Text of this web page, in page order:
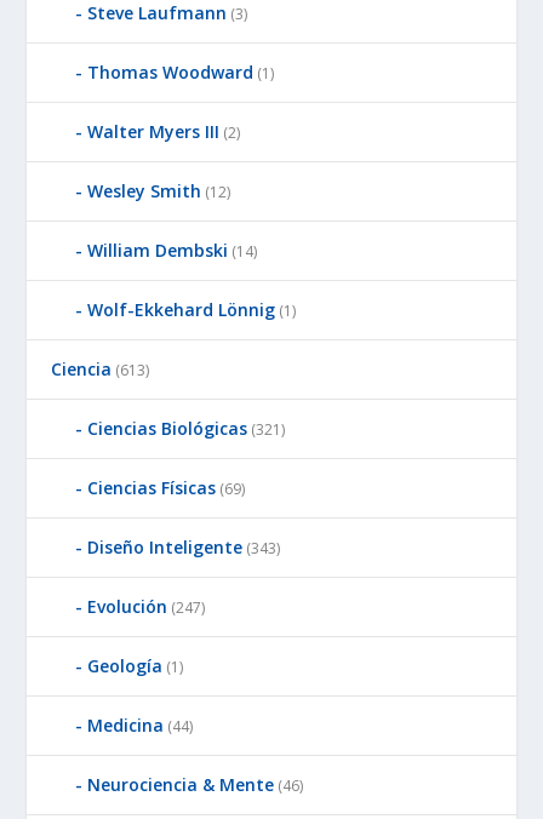
Steve Laufmann (3)
Thomas Woodward (1)
Walter Myers III (2)
Wesley Smith (12)
William Dembski (14)
Wolf-Ekkehard Lönnig (1)
Ciencia (613)
Ciencias Biológicas (321)
Ciencias Físicas (69)
Diseño Inteligente (343)
Evolución (247)
Geología (1)
Medicina (44)
Neurociencia & Mente (46)